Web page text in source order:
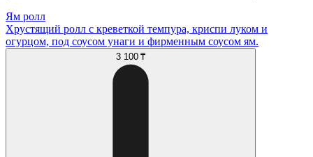
Ям ролл
Хрустящий ролл с креветкой темпура, криспи луком и
огурцом, под соусом унаги и фирменным соусом ям.
3 100 ₸